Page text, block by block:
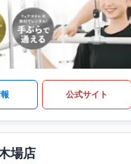
公式サイト
場店